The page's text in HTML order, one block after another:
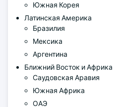
Южная Корея
Латинская Америка
Бразилия
Мексика
Аргентина
Ближний Восток и Африка
Саудовская Аравия
Южная Африка
ОАЭ